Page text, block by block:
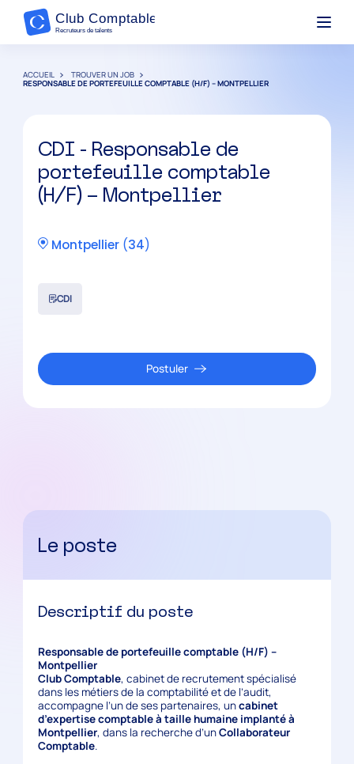
ACCUEIL
TROUVER UN JOB
RESPONSABLE DE PORTEFEUILLE COMPTABLE (H/F) – MONTPELLIER
CDI - Responsable de
portefeuille comptable
(H/F) – Montpellier
Montpellier(34)
CDI
Postuler
Le poste
Descriptif du poste
Responsable de portefeuille comptable (H/F) –
Montpellier
Club Comptable, cabinet de recrutement spécialisé
dans les métiers de la comptabilité et de l’audit,
accompagne l’un de ses partenaires, uncabinet
d’expertise comptable à taille humaine implanté à
Montpellier, dans la recherche d’unCollaborateur
Comptable.